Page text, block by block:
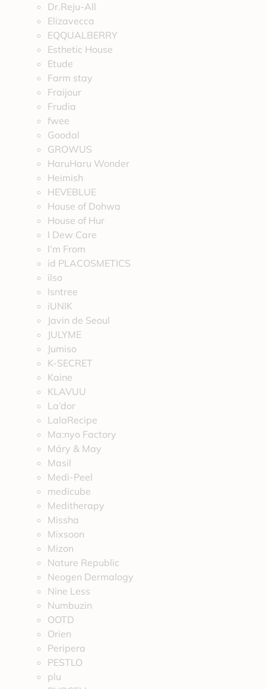
Dr.Reju-All
Elizavecca
EQQUALBERRY
Esthetic House
Etude
Farm stay
Fraijour
Frudia
fwee
Goodal
GROWUS
HaruHaru Wonder
Heimish
HEVEBLUE
House of Dohwa
House of Hur
I Dew Care
I’m From
id PLACOSMETICS
ilso
Isntree
iUNIK
Javin de Seoul
JULYME
Jumiso
K-SECRET
Kaine
KLAVUU
La’dor
LalaRecipe
Ma:nyo Factory
Máry & May
Masil
Medi-Peel
medicube
Meditherapy
Missha
Mixsoon
Mizon
Nature Republic
Neogen Dermalogy
Nine Less
Numbuzin
OOTD
Orien
Peripera
PESTLO
plu